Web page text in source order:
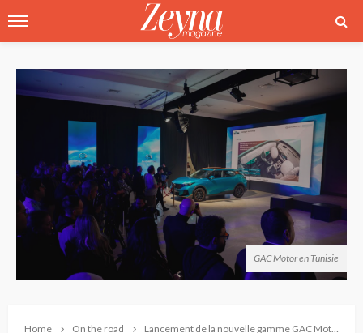
GAC Motor en Tunisie
Home On the road Lancement de la nouvelle gamme GAC Motor en Tunisie